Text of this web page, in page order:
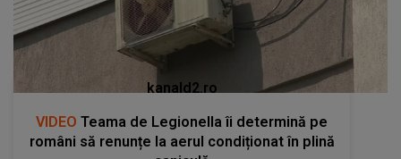
kanald2.ro
VIDEO Teama de Legionella îi determină pe
români să renunțe la aerul condiționat în plină